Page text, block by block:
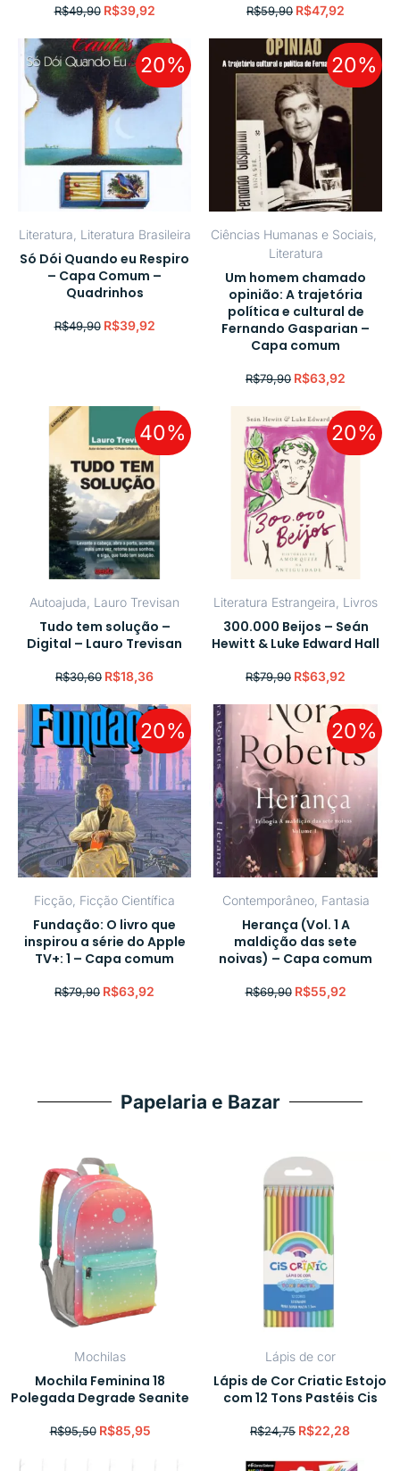
R$49,90 R$39,92 R$59,90 R$47,92
20%
Literatura Literatura Brasileira
Só Dói Quando eu Respiro
– Capa Comum –
Quadrinhos
R$49,90 R$39,92
20%
Ciências Humanas e Sociais
Literatura
Um homem chamado
opinião: A trajetória
política e cultural de
Fernando Gasparian –
Capa comum
R$79,90 R$63,92
40%
Autoajuda Lauro Trevisan
Tudo tem solução –
Digital – Lauro Trevisan
R$30,60 R$18,36
20%
Literatura Estrangeira Livros
300.000 Beijos – Seán
Hewitt & Luke Edward Hall
R$79,90 R$63,92
20%
Ficção Ficção Científica
Fundação: O livro que
inspirou a série do Apple
TV+: 1 – Capa comum
R$79,90 R$63,92
20%
Contemporâneo, Fantasia
Herança (Vol. 1 A
maldição das sete
noivas) – Capa comum
R$69,90 R$55,92
Papelaria e Bazar
Mochilas
Mochila Feminina 18
Polegada Degrade Seanite
R$95,50 R$85,95
Lápis de cor
Lápis de Cor Criatic Estojo
com 12 Tons Pastéis Cis
R$24,75 R$22,28